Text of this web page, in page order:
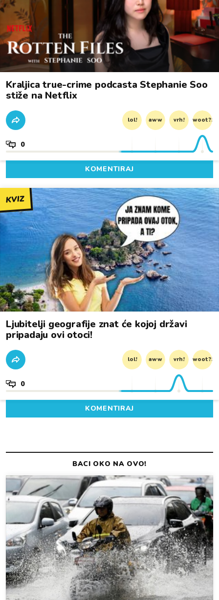
Kraljica true-crime podcasta Stephanie Soo
stiže na Netflix
lol! aww vrh! woot?!
0
KOMENTIRAJ
KVIZ
Ljubitelji geografije znat će kojoj državi
pripadaju ovi otoci!
lol! aww vrh! woot?!
0
KOMENTIRAJ